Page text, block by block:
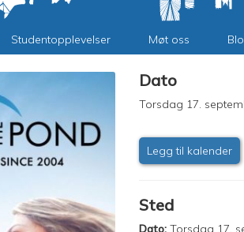
Studentopplevelser Møt oss
Dato
Torsdag 17.
Legg til kalender
Sted
Dato: Torsdag 17.